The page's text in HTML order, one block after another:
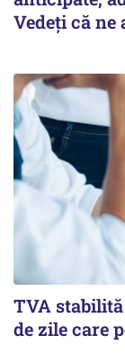
Vedeți că ne
TVA
de zile care